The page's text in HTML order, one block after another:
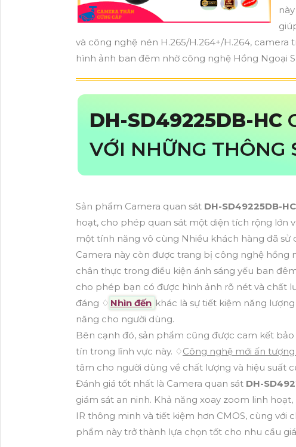
và công nghệ nén H.265/H.264+/H.264,
hình ảnh ban đêm nhờ công nghệ Hồng Ngoại
DH-SD49225DB-HC
VỚI NHỮNG THÔNG
Sản phẩm Camera quan sát DH-SD49225DB-HC
hoạt, cho phép quan sát một diện tích rộng lớn
một tính năng vô cùng Nhiều khách hàng đã
Camera này còn được trang bị công nghệ hồng
chân thực trong điều kiện ánh sáng yếu ban
cho phép bạn có được hình ảnh rõ nét và chất
đáng ♢ Nhìn đến khác là sự tiết kiệm năng
năng cho người dùng.
Bên cạnh đó, sản phẩm cũng được cam kết
tín trong lĩnh vực này. ♢Công nghệ mới ấn
tâm cho người dùng về chất lượng và hiệu suất
Đánh giá tốt nhất là Camera quan sát DH-
giám sát an ninh. Khả năng xoay zoom linh
IR thông minh và tiết kiệm hơn CMOS, cùng với
phẩm này trở thành lựa chọn tốt cho nhu cầu